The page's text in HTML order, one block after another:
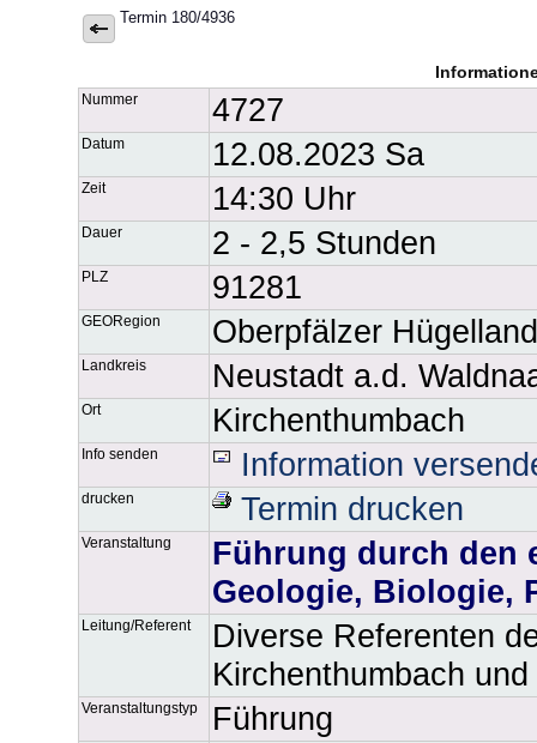
Termin 180/4936
Nummer 4727
Datum 12.08.2023 Sa
Zeit 14:30 Uhr
Dauer 2 - 2,5 Stunden
PLZ 91281
GEORegion Oberpfälzer Hügelland
Landkreis Neustadt a.d.
Ort Kirchenthumbach
Info senden Information
drucken Termin drucken
Veranstaltung
Führung durch den
Geologie, Biologie,
Leitung/Referent
Diverse Referenten
Kirchenthumbach
Veranstaltungstyp Führung